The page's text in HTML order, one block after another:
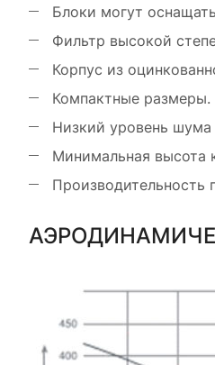
Блоки могут
Фильтр высокой
Корпус из
Компактные размеры.
Низкий уровень
Минимальная высота
Производительность